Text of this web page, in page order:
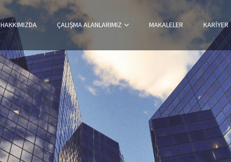
HAKKIMIZDA ÇALIŞMA ALANLARIMIZ MAKALELER KARIYER